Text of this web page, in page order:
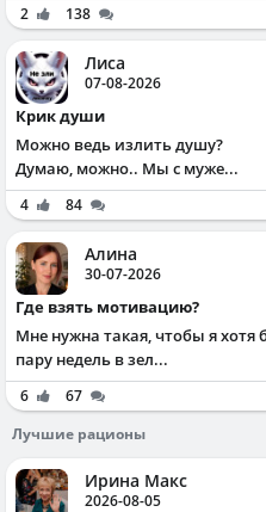
2 138
Лиса
07-08-2026
Крик души
Можно ведь излить душу?
Думаю, можно.. Мы с муже...
4 84
Алина
30-07-2026
Где взять мотивацию?
Мне нужна такая, чтобы я хотя
пару недель в зел...
6
67
Лучшие рационы
Ирина Макс
2026-08-05